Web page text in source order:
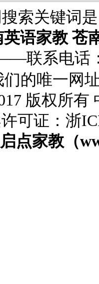
索关键词
英语家教 苍
联系电话
们的唯一网
版权所
可证：浙
点家教（